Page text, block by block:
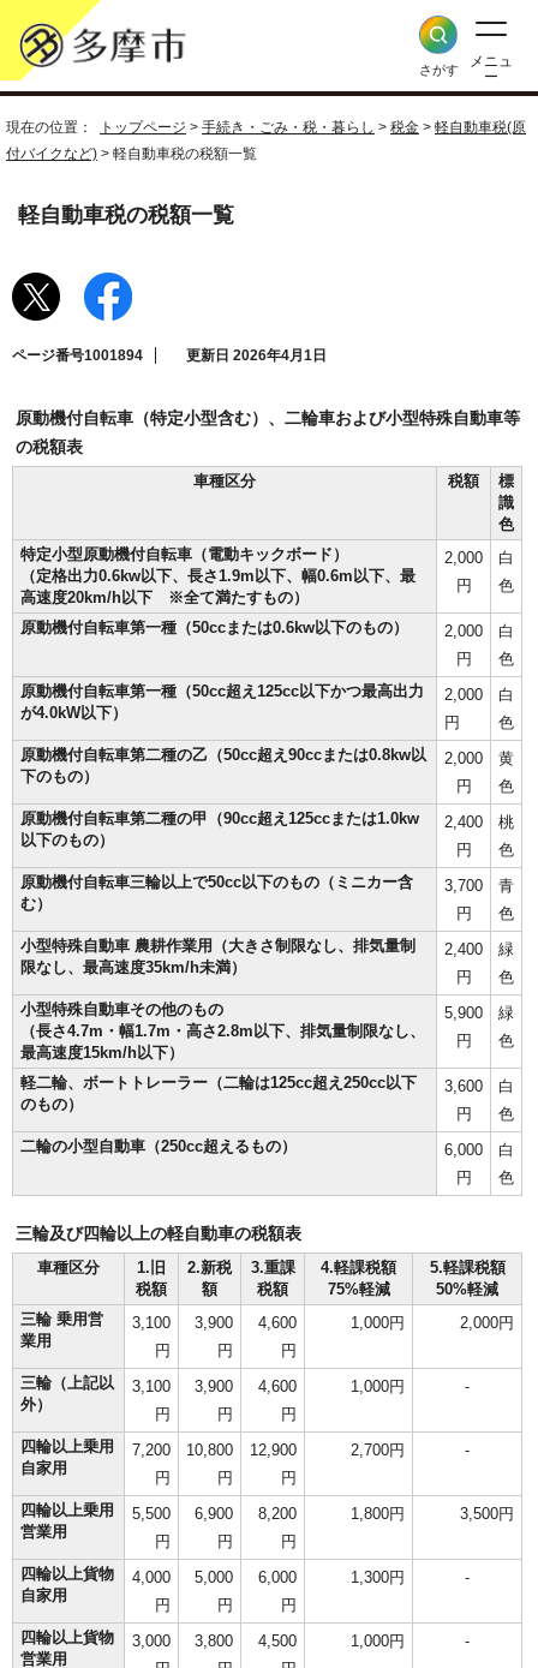
さがす
メニュ
ー
現在の位置： トップページ > 手続き・ごみ・税・暮らし > 税金 > 軽自動車税(原
付バイクなど) > 軽自動車税の税額一覧
軽自動車税の税額一覧
ページ番号1001894 更新日 2026年4月1日
原動機付自転車（特定小型含む）、二輪車および小型特殊自動車等
の税額表
車種区分
税額
標
識
色
特定小型原動機付自転車（電動キックボード）
（定格出力0.6kw以下、長さ1.9m以下、幅0.6m以下、最
高速度20km/h以下 ※全て満たすもの）
2,000
円
白
色
原動機付自転車第一種（50ccまたは0.6kw以下のもの）
2,000
円
白
色
原動機付自転車第一種（50cc超え125cc以下かつ最高出力
が4.0kW以下）
2,000
円
白
色
原動機付自転車第二種の乙（50cc超え90ccまたは0.8kw以
下のもの）
2,000
円
黄
色
原動機付自転車第二種の甲（90cc超え125ccまたは1.0kw
以下のもの）
2,400
円
桃
色
原動機付自転車三輪以上で50cc以下のもの（ミニカー含
む）
3,700
円
青
色
小型特殊自動車 農耕作業用（大きさ制限なし、排気量制
限なし、最高速度35km/h未満）
2,400
円
緑
色
小型特殊自動車その他のもの
（長さ4.7m・幅1.7m・高さ2.8m以下、排気量制限なし、
最高速度15km/h以下）
5,900
円
緑
色
軽二輪、ボートトレーラー（二輪は125cc超え250cc以下
のもの）
3,600
円
白
色
二輪の小型自動車（250cc超えるもの）
6,000
円
白
色
三輪及び四輪以上の軽自動車の税額表
車種区分
1.旧
税額
2.新税
額
3.重課
税額
4.軽課税額
75%軽減
5.軽課税額
50%軽減
三輪 乗用営
業用
3,100
円
3,900
円
4,600
円
1,000円 2,000円
三輪（上記以
外）
3,100
円
3,900
円
4,600
円
1,000円 -
四輪以上乗用
自家用
7,200
円
10,800
円
12,900
円
2,700円 -
四輪以上乗用
営業用
5,500
円
6,900
円
8,200
円
1,800円 3,500円
四輪以上貨物
自家用
4,000
円
5,000
円
6,000
円
1,300円 -
四輪以上貨物
営業用
3,000
3,800
4,500
1,000円 -